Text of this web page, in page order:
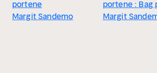
portene
Margit Sandemo
portene : Bag
Margit